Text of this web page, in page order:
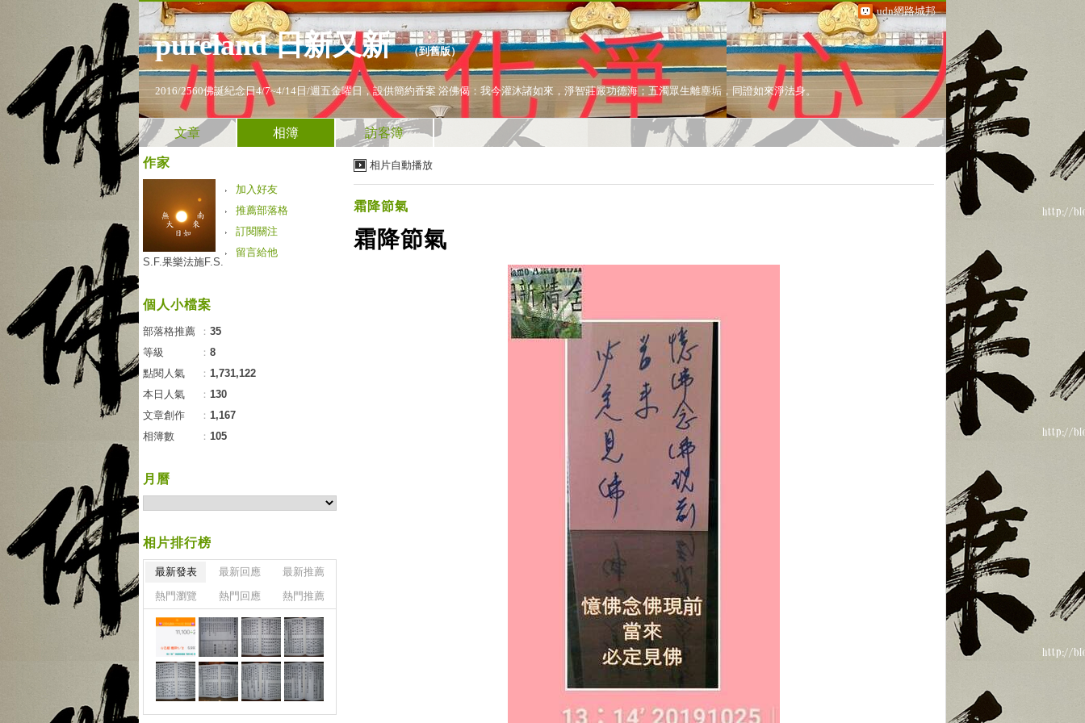
udn網路城邦
pureland 日新又新（到舊版）
2016/2560佛誕紀念日4/7~4/14日/週五金曜日，設供簡約香案 浴佛偈：我今灌沐諸如來，淨智莊嚴功德海；五濁眾生離塵垢，同證如來淨法身。
文章 相簿 訪客簿
相片自動播放
霜降節氣
霜降節氣
作家
加入好友
推薦部落格
訂閱關注
留言給他
S.F.果樂法施F.S.
個人小檔案
部落格推薦 ： 35
等級
： 8
點閱人氣
： 1,731,122
本日人氣
： 130
文章創作
： 1,167
相簿數
： 105
月曆
相片排行榜
最新發表 最新回應
最新推薦
熱門瀏覽
熱門回應 熱門推薦